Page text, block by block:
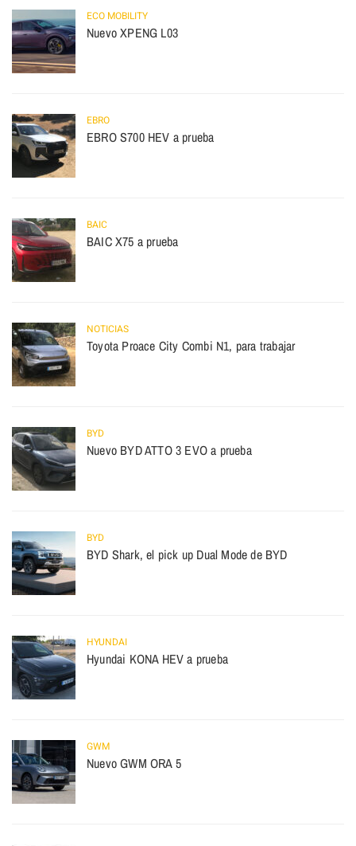
ECO MOBILITY
Nuevo XPENG L03
EBRO
EBRO S700 HEV a prueba
BAIC
BAIC X75 a prueba
NOTICIAS
Toyota Proace City Combi N1, para trabajar
BYD
Nuevo BYD ATTO 3 EVO a prueba
BYD
BYD Shark, el pick up Dual Mode de BYD
HYUNDAI
Hyundai KONA HEV a prueba
GWM
Nuevo GWM ORA 5